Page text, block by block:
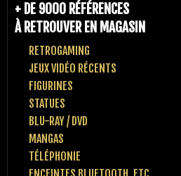
+ DE 9000 RÉFÉRENCES
À RETROUVER EN MAGASIN
RETROGAMING
JEUX VIDÉO RÉCENTS
FIGURINES
STATUES
BLU-RAY / DVD
MANGAS
TÉLÉPHONIE